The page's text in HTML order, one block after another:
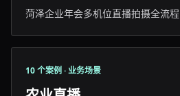
菏泽企业年会多机位直播拍摄全流程
10 个案例 · 业务场景